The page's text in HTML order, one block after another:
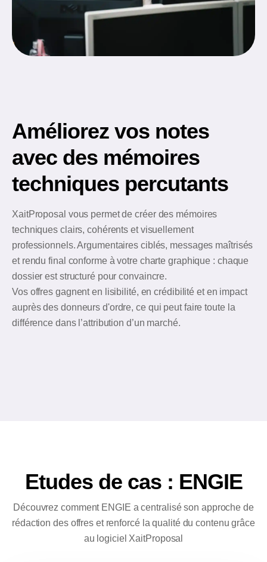
Améliorez vos notes
avec des mémoires
techniques percutants
XaitProposal vous permet de créer des mémoires
techniques clairs, cohérents et visuellement
professionnels. Argumentaires ciblés, messages maîtrisés
et rendu final conforme à votre charte graphique : chaque
dossier est structuré pour convaincre.
Vos offres gagnent en lisibilité, en crédibilité et en impact
auprès des donneurs d'ordre, ce qui peut faire toute la
différence dans l’attribution d’un marché.
Etudes de cas : ENGIE
Découvrez comment ENGIE a centralisé son approche de
rédaction des offres et renforcé la qualité du contenu grâce
au logiciel XaitProposal